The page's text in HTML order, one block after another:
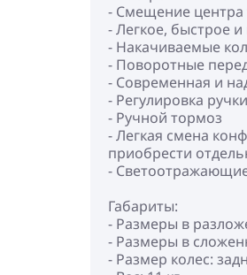
- Смещение центра
- Легкое, быстрое
- Накачиваемые
- Поворотные
- Современная и
- Регулировка
- Ручной тормоз
- Легкая смена
приобрести
-
Габариты:
- Размеры в
- Размеры в
- Размер колес: